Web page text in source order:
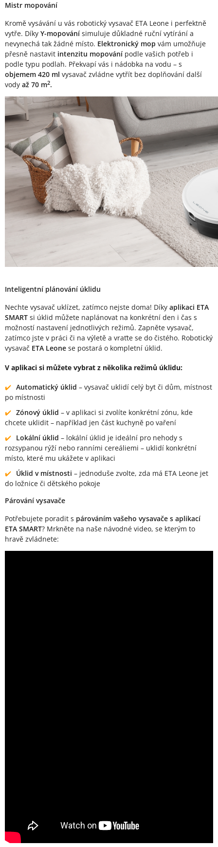
Mistr mopování
Kromě vysávání u vás robotický vysavač ETA Leone i perfektně
vytře. Díky Y-mopování simuluje důkladné ruční vytírání a
nevynechá tak žádné místo. Elektronický mop vám umožňuje
přesně nastavit intenzitu mopování podle vašich potřeb i
podle typu podlah. Překvapí vás i nádobka na vodu – s
objemem 420 ml vysavač zvládne vytřít bez doplňování další
vody až 70 m2.
Inteligentní plánování úklidu
Nechte vysavač uklízet, zatímco nejste doma! Díky aplikaci ETA
SMART si úklid můžete naplánovat na konkrétní den i čas s
možností nastavení jednotlivých režimů. Zapněte vysavač,
zatímco jste v práci či na výletě a vraťte se do čistého. Robotický
vysavač ETA Leone se postará o kompletní úklid.
V aplikaci si můžete vybrat z několika režimů úklidu:
Automatický úklid – vysavač uklidí celý byt či dům, místnost
po místnosti
Zónový úklid – v aplikaci si zvolíte konkrétní zónu, kde
chcete uklidit – například jen část kuchyně po vaření
Lokální úklid – lokální úklid je ideální pro nehody s
rozsypanou rýží nebo ranními cereáliemi – uklidí konkrétní
místo, které mu ukážete v aplikaci
Úklid v místnosti – jednoduše zvolte, zda má ETA Leone jet
do ložnice či dětského pokoje
Párování vysavače
Potřebujete poradit s párováním vašeho vysavače s aplikací
ETA SMART? Mrkněte na naše návodné video, se kterým to
hravě zvládnete: